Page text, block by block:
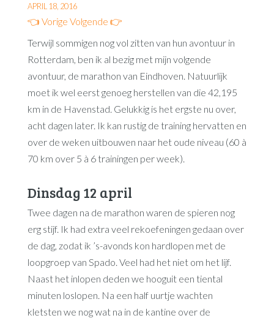
APRIL 18, 2016
👈 Vorige Volgende 👉
Terwijl sommigen nog vol zitten van hun avontuur in
Rotterdam, ben ik al bezig met mijn volgende
avontuur, de marathon van Eindhoven. Natuurlijk
moet ik wel eerst genoeg herstellen van die 42,195
km in de Havenstad. Gelukkig is het ergste nu over,
acht dagen later. Ik kan rustig de training hervatten en
over de weken uitbouwen naar het oude niveau (60 à
70 km over 5 à 6 trainingen per week).
Dinsdag 12 april
Twee dagen na de marathon waren de spieren nog
erg stijf. Ik had extra veel rekoefeningen gedaan over
de dag, zodat ik ’s-avonds kon hardlopen met de
loopgroep van Spado. Veel had het niet om het lijf.
Naast het inlopen deden we hooguit een tiental
minuten loslopen. Na een half uurtje wachten
kletsten we nog wat na in de kantine over de